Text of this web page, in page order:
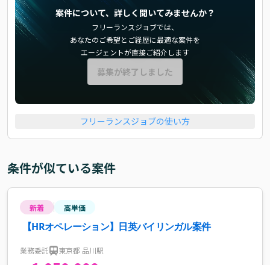
案件について、詳しく聞いてみませんか？
フリーランスジョブでは、
あなたのご希望とご経歴に最適な案件を
エージェントが直接ご紹介します
募集が終了しました
フリーランスジョブの使い方
条件が似ている案件
新着 高単価
【HRオペレーション】日英バイリンガル案件
業務委託 東京都 品川駅